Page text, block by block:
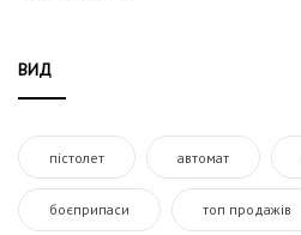
ВИД
пістолет автомат
боєприпаси топ продажів